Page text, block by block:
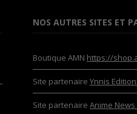
NOS AUTRES SITES ET
Boutique AMN https://
Site partenaire Ynnis
Site partenaire Anime